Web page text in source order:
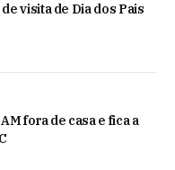
visita de Dia dos Pais
fora de casa e fica a